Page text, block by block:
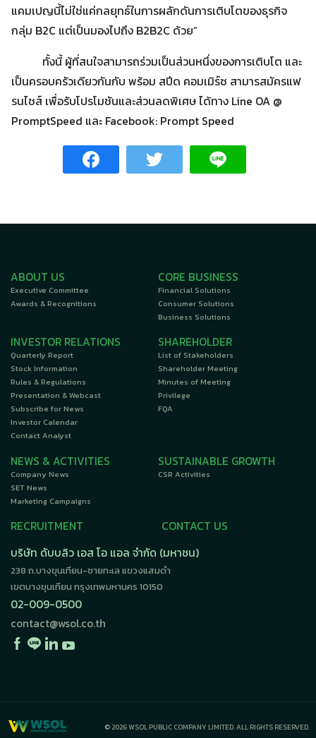
แคมเปญนี้ไม่ใช่แค่กลยุทธ์ในการผลักดันการเติบโตของธุรกิจ
กลุ่ม B2C แต่เป็นมองไปถึง B2B2C ด้วย”
ทั้งนี้ ผู้ที่สนใจสามารถร่วมเป็นส่วนหนึ่งของการเติบโต และ
เป็นครอบครัวเดียวกันกับ พร้อม สปีด คอมเมิร์ซ สามารสมัครแฟ
รนไชส์ เพื่อรับโปรโมชันและส่วนลดพิเศษ ได้ทาง Line OA @
PromptSpeed และ Facebook: Prompt Speed
ABOUT US
Executive Committee
Awards & Recognitions
CORE BUSINESS
Financial Solutions
Consumer Solutions
Business Solutions
INVESTOR RELATIONS
Quarterly Report
Stock Information
Rules & Regulations
Presentation & Webcast
Subscribe for News
Investor Calendar
Contact Analyst
SHAREHOLDER
List of Stakeholders
Shareholder Meeting
Minutes of Meeting
Privilege
FQA
NEWS & ACTIVITIES
Company News
SET News
Marketing Campaigns
SUSTAINABLE GROWTH
CSR Activities
RECRUITMENT
CONTACT US
บริษัท ดับบลิว เอส โอ แอล จำกัด (มหาชน)
238 ถ.บางขุนเทียน-ชายทะเล แขวงแสมดำ
เขตบางขุนเทียน กรุงเทพมหานคร 10150
02-009-0500
contact@wsol.co.th
© 2026 WSOL PUBLIC COMPANY LIMITED. ALL RIGHTS RESERVED.